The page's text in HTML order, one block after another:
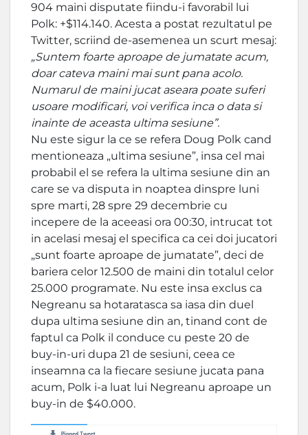
904 maini disputate fiindu-i favorabil lui
Polk: +$114.140. Acesta a postat rezultatul pe
Twitter, scriind de-asemenea un scurt mesaj:
„Suntem foarte aproape de jumatate acum,
doar cateva maini mai sunt pana acolo.
Numarul de maini jucat aseara poate suferi
usoare modificari, voi verifica inca o data si
inainte de aceasta ultima sesiune”.
Nu este sigur la ce se refera Doug Polk cand
mentioneaza „ultima sesiune”, insa cel mai
probabil el se refera la ultima sesiune din an
care se va disputa in noaptea dinspre luni
spre marti, 28 spre 29 decembrie cu
incepere de la aceeasi ora 00:30, intrucat tot
in acelasi mesaj el specifica ca cei doi jucatori
„sunt foarte aproape de jumatate”, deci de
bariera celor 12.500 de maini din totalul celor
25.000 programate. Nu este insa exclus ca
Negreanu sa hotaratasca sa iasa din duel
dupa ultima sesiune din an, tinand cont de
faptul ca Polk il conduce cu peste 20 de
buy-in-uri dupa 21 de sesiuni, ceea ce
inseamna ca la fiecare sesiune jucata pana
acum, Polk i-a luat lui Negreanu aproape un
buy-in de $40.000.